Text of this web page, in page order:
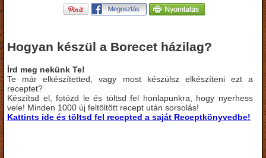
Hogyan készül a Borecet házilag?
Írd meg nekünk Te!
Te már elkészítetted, vagy most készülsz elkészíteni ezt a
receptet?
Készítsd el, fotózd le és töltsd fel honlapunkra, hogy nyerhess
vele! Minden 1000 új feltöltött recept után sorsolás!
Kattints ide és töltsd fel recepted a saját Receptkönyvedbe!